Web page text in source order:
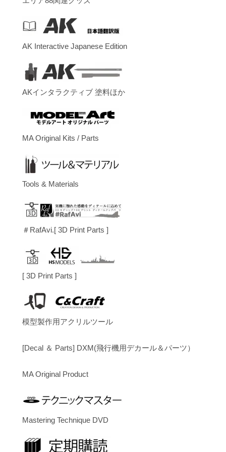
AK Interactive Japanese Edition
AKインタラクティブ 塗料ほか
MA Original Kits / Parts
Tools & Materials
＃RafAvi.[ 3D Print Parts ]
[ 3D Print Parts ]
模型製作用アクリルツール
[Decal ＆ Parts] DXM(飛行機用デカール＆パーツ）
MA Original Product
Mastering Technique DVD